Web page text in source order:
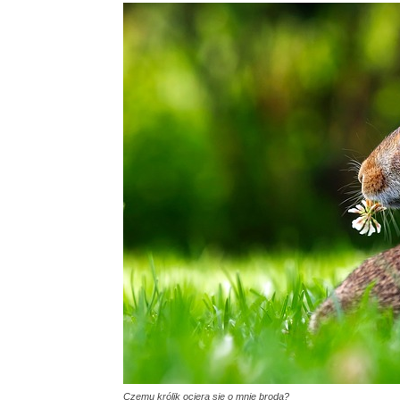
Czemu królik ociera się o mnie broda?